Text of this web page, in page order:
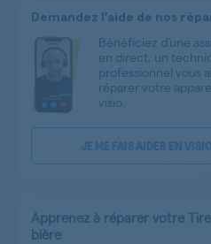
Demandez l’aide de nos
Bénéficiez d’une
en direct, un
professionnel vous
réparer votre
visio.
JE ME FAIS AIDER EN VISIO
Apprenez à réparer votre
bière